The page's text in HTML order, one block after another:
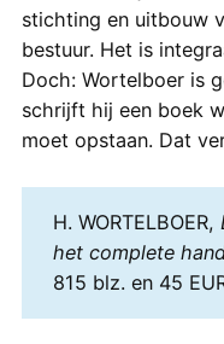
stichting en uitbouw
bestuur. Het is
Doch: Wortelboer is
schrijft hij een boek
moet opstaan. Dat
H. WORTELBOER,
het complete
815 blz. en 45